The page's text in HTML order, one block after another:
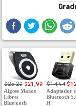
$25,29 $21,99
Aigoss Manos
Libres
Bluetooth
$14,94
Adaptador
Bluetooth
H